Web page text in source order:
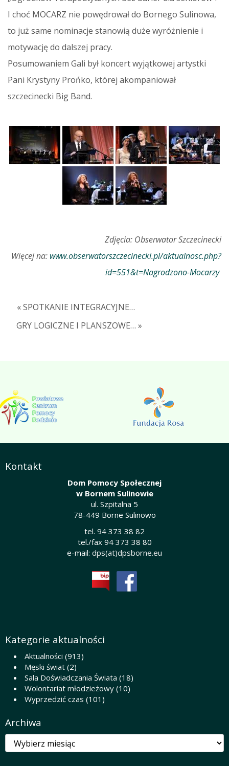
I choć MOCARZ nie powędrował do Bornego Sulinowa,
to już same nominacje stanowią duże wyróżnienie i
motywację do dalszej pracy.
Posumowaniem Gali był koncert wyjątkowej artystki
Pani Krystyny Prońko, której akompaniował
szczecinecki Big Band.
Zdjęcia: Obserwator Szczecinecki
Więcej na: www.obserwatorszczecinecki.pl/aktualnosc.php?
id=551&t=Nagrodzono-Mocarzy
« SPOTKANIE INTEGRACYJNE…
GRY LOGICZNE I PLANSZOWE… »
Kontakt
Dom Pomocy Społecznej
w Bornem Sulinowie
ul. Szpitalna 5
78-449 Borne Sulinowo
tel. 94 373 38 82
tel./fax 94 373 38 80
e-mail: dps(at)dpsborne.eu
Kategorie aktualności
Aktualności (913)
Męski świat (2)
Sala Doświadczania Świata (18)
Wolontariat młodzieżowy (10)
Wyprzedzić czas (101)
Archiwa
Archiwa